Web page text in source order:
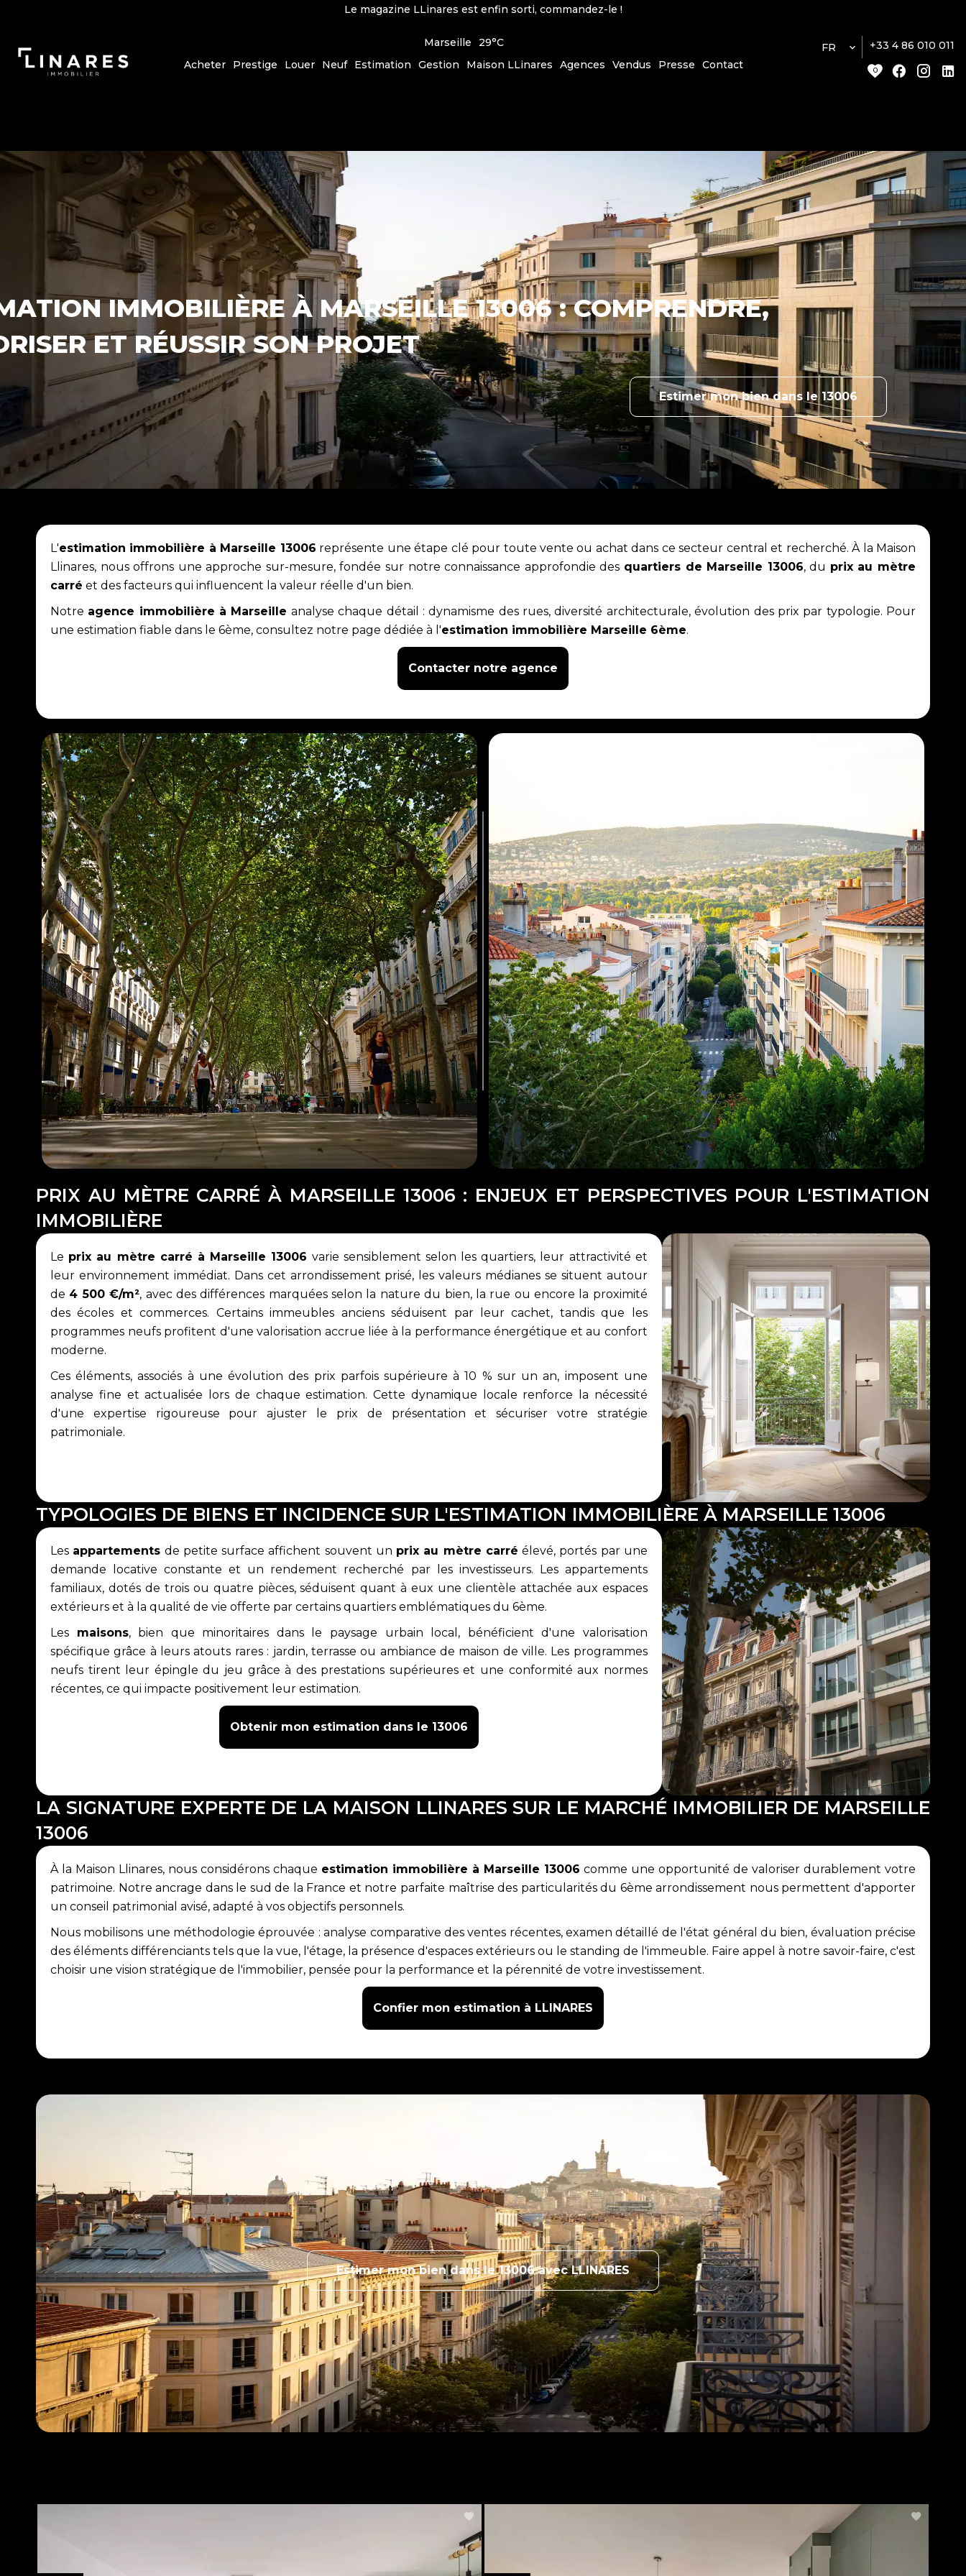
Le magazine LLinares est enfin sorti, commandez-le !
Marseille
29°C
Acheter
Prestige Louer Neuf Estimation Gestion Maison LLinares Agences Vendus Presse Contact
+33 4 86 010 011
FR
0
IMMOBILIÈRE À MARSEILLE 13006 : COMPRENDRE,
ET RÉUSSIR SON PROJET
Estimer mon bien dans le 13006
L'estimation immobilière à Marseille 13006 représente une étape clé pour toute vente ou achat dans ce secteur central et recherché. À la Maison
Llinares, nous offrons une approche sur-mesure, fondée sur notre connaissance approfondie des quartiers de Marseille 13006, du prix au mètre
carré et des facteurs qui influencent la valeur réelle d'un bien.
Notre agence immobilière à Marseille analyse chaque détail : dynamisme des rues, diversité architecturale, évolution des prix par typologie. Pour
une estimation fiable dans le 6ème, consultez notre page dédiée à l'estimation immobilière Marseille 6ème.
Contacter notre agence
PRIX AU MÈTRE CARRÉ À MARSEILLE 13006 : ENJEUX ET PERSPECTIVES POUR L'ESTIMATION
IMMOBILIÈRE
Le prix au mètre carré à Marseille 13006 varie sensiblement selon les quartiers, leur attractivité et
leur environnement immédiat. Dans cet arrondissement prisé, les valeurs médianes se situent autour
de 4 500 €/m², avec des différences marquées selon la nature du bien, la rue ou encore la proximité
des écoles et commerces. Certains immeubles anciens séduisent par leur cachet, tandis que les
programmes neufs profitent d'une valorisation accrue liée à la performance énergétique et au confort
moderne.
Ces éléments, associés à une évolution des prix parfois supérieure à 10 % sur un an, imposent une
analyse fine et actualisée lors de chaque estimation. Cette dynamique locale renforce la nécessité
d'une expertise rigoureuse pour ajuster le prix de présentation et sécuriser votre stratégie
patrimoniale.
TYPOLOGIES DE BIENS ET INCIDENCE SUR L'ESTIMATION IMMOBILIÈRE À MARSEILLE 13006
Les appartements de petite surface affichent souvent un prix au mètre carré élevé, portés par une
demande locative constante et un rendement recherché par les investisseurs. Les appartements
familiaux, dotés de trois ou quatre pièces, séduisent quant à eux une clientèle attachée aux espaces
extérieurs et à la qualité de vie offerte par certains quartiers emblématiques du 6ème.
Les maisons, bien que minoritaires dans le paysage urbain local, bénéficient d'une valorisation
spécifique grâce à leurs atouts rares : jardin, terrasse ou ambiance de maison de ville. Les programmes
neufs tirent leur épingle du jeu grâce à des prestations supérieures et une conformité aux normes
récentes, ce qui impacte positivement leur estimation.
Obtenir mon estimation dans le 13006
LA SIGNATURE EXPERTE DE LA MAISON LLINARES SUR LE MARCHÉ IMMOBILIER DE MARSEILLE
13006
À la Maison Llinares, nous considérons chaque estimation immobilière à Marseille 13006 comme une opportunité de valoriser durablement votre
patrimoine. Notre ancrage dans le sud de la France et notre parfaite maîtrise des particularités du 6ème arrondissement nous permettent d'apporter
un conseil patrimonial avisé, adapté à vos objectifs personnels.
Nous mobilisons une méthodologie éprouvée : analyse comparative des ventes récentes, examen détaillé de l'état général du bien, évaluation précise
des éléments différenciants tels que la vue, l'étage, la présence d'espaces extérieurs ou le standing de l'immeuble. Faire appel à notre savoir-faire, c'est
choisir une vision stratégique de l'immobilier, pensée pour la performance et la pérennité de votre investissement.
Confier mon estimation à LLINARES
Estimer mon bien dans le 13006 avec LLINARES